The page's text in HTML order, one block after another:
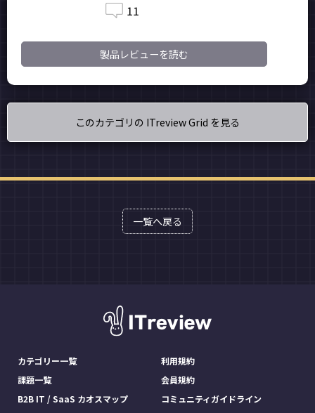
11
製品レビューを読む
このカテゴリの ITreview Grid を見る
一覧へ戻る
カテゴリー一覧
課題一覧
B2B IT / SaaS カオスマップ
利用規約
会員規約
コミュニティガイドライン